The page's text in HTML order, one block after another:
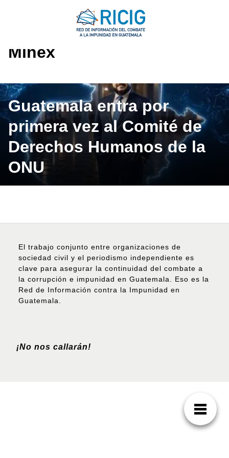
Minex
Guatemala entra por
primera vez al Comité de
Derechos Humanos de la
ONU
El trabajo conjunto entre organizaciones de
sociedad civil y el periodismo independiente es
clave para asegurar la continuidad del combate a
la corrupción e impunidad en Guatemala. Eso es la
Red de Información contra la Impunidad en
Guatemala.
¡No nos callarán!